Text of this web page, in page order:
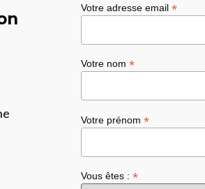
Votre adresse email *
Votre nom *
Votre prénom *
Vous êtes : *